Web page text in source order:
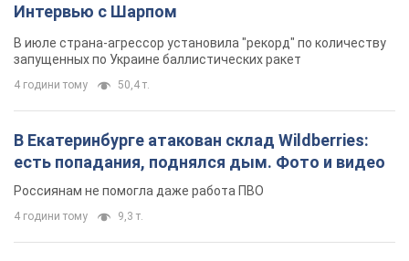
Интервью с Шарпом
В июле страна-агрессор установила "рекорд" по количеству
запущенных по Украине баллистических ракет
4 години тому 50,4 т.
В Екатеринбурге атакован склад Wildberries:
есть попадания, поднялся дым. Фото и видео
Россиянам не помогла даже работа ПВО
4 години тому 9,3 т.